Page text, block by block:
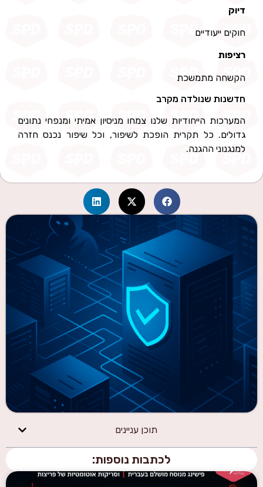
דיוק
חוקים ייעודיים
רציפות
הקשחה מתמשכת
חדשנות שנולדה מקרב
המערכות הייחודיות שלנו צמחו מניסיון אמיתי ומנפחי נתונים
גדולים. כל תקרית הופכת לשיפור, וכל שיפור נכנס חזרה
למנגנוני ההגנה.
תוכן עניינים
לכתבות נוספות: